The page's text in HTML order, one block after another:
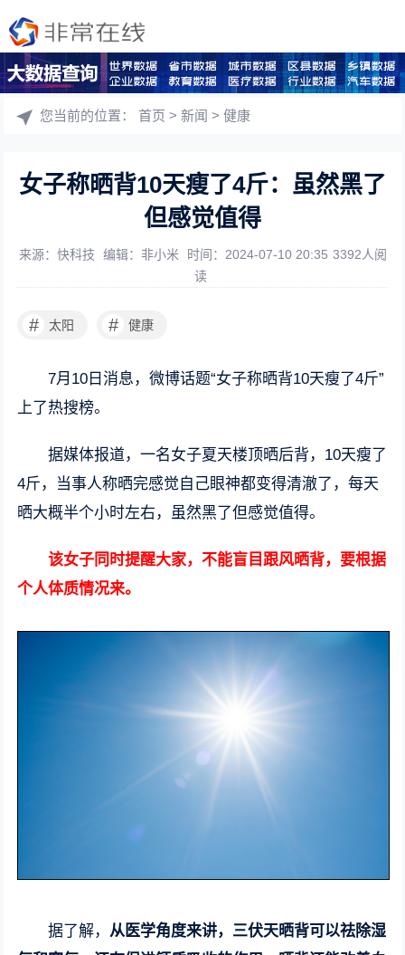
您当前的位置：首页 >新闻 >健康
女子称晒背10天瘦了4斤：虽然黑了
但感觉值得
来源：快科技 编辑：非小米 时间：2024-07-10 20:35 3392人阅
读
# 太阳 # 健康
7月10日消息，微博话题“女子称晒背10天瘦了4斤”
上了热搜榜。
据媒体报道，一名女子夏天楼顶晒后背，10天瘦了
4斤，当事人称晒完感觉自己眼神都变得清澈了，每天
晒大概半个小时左右，虽然黑了但感觉值得。
该女子同时提醒大家，不能盲目跟风晒背，要根据
个人体质情况来。
据了解， 从医学角度来讲，三伏天晒背可以祛除湿